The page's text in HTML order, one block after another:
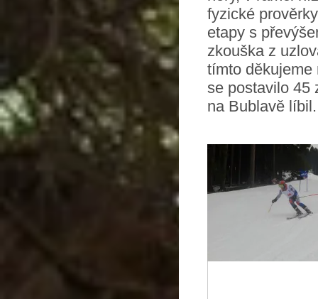
fyzické
etapy s
zkouška z
tímto děkujeme
se postavilo 45
na Bublavě